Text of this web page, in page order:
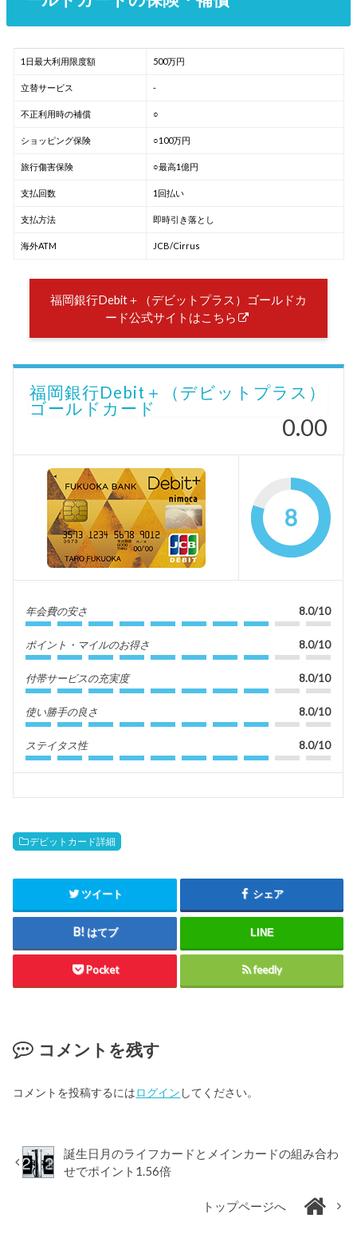
1日最大利用限度額 500万円
立替サービス -
不正利用時の補償 ○
ショッピング保険 ○100万円
旅行傷害保険 ○最高1億円
支払回数 1回払い
支払方法 即時引き落とし
海外ATM JCB/Cirrus
福岡銀行Debit＋（デビットプラス）ゴールドカ
ード公式サイトはこちら
福岡銀行Debit＋（デビットプラス）
ゴールドカード
0.00
8
年会費の安さ 8.0/10
ポイント・マイルのお得さ 8.0/10
付帯サービスの充実度 8.0/10
使い勝手の良さ 8.0/10
ステイタス性 8.0/10
デビットカード詳細
ツイート シェア
はてブ LINE
Pocket feedly
コメントを残す
コメントを投稿するにはログイン してください。
誕生日月のライフカードとメインカードの組み合わ
せでポイント1.56倍
トップページへ